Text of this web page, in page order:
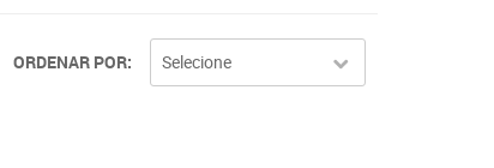
ORDENAR POR Selecione